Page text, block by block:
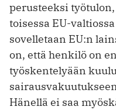
perusteeksi
toisessa EU-
sovelletaan EU:n
on, että henkilö on
työskentelyään
Hänellä ei saa